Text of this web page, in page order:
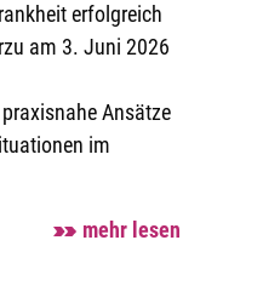
erfolgreich
am 3. Juni 2026
Ansätze
im
mehr lesen